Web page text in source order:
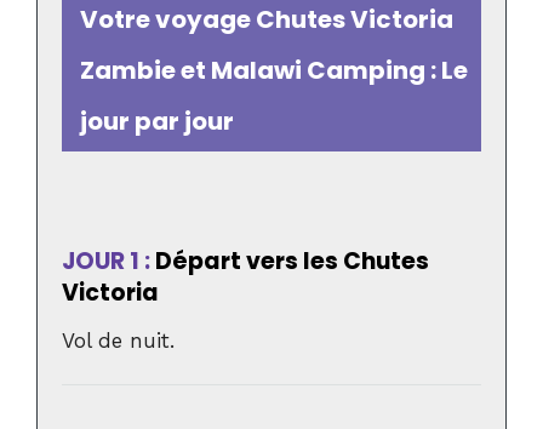
Votre voyage Chutes Victoria
Zambie et Malawi Camping : Le
jour par jour
JOUR 1 :Départ vers les Chutes
Victoria
Vol de nuit.